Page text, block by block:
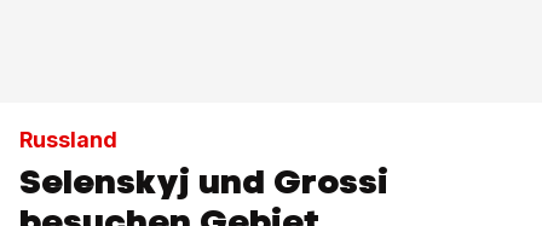
Russland
Selenskyj und Grossi